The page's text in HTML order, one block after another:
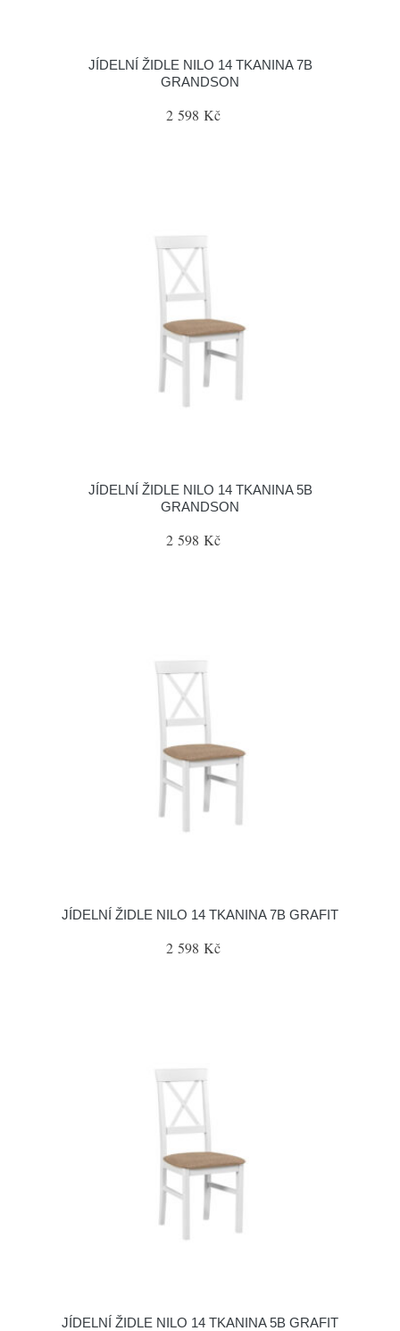
JÍDELNÍ ŽIDLE NILO 14 TKANINA 7B
GRANDSON
2 598 Kč
JÍDELNÍ ŽIDLE NILO 14 TKANINA 5B
GRANDSON
2 598 Kč
JÍDELNÍ ŽIDLE NILO 14 TKANINA 7B GRAFIT
2 598 Kč
JÍDELNÍ ŽIDLE NILO 14 TKANINA 5B GRAFIT